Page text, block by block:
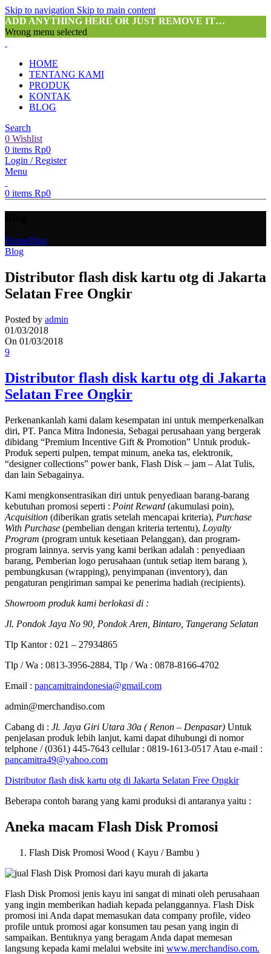
Skip to navigation Skip to main content
ADD ANYTHING HERE OR JUST REMOVE IT…
Wrong menu selected
HOME
TENTANG KAMI
PRODUK
KONTAK
BLOG
Search
0 Wishlist
0 items Rp0
Login / Register
Menu
0 items Rp0
HomeBlog
Blog
Distributor flash disk kartu otg di Jakarta
Selatan Free Ongkir
Posted by admin
01/03/2018
On 01/03/2018
9
Distributor flash disk kartu otg di Jakarta
Selatan Free Ongkir
Perkenankanlah kami dalam kesempatan ini untuk memperkenalkan
diri, PT. Panca Mitra Indonesia, Sebagai perusahaan yang bergerak
dibidang “Premium Incentive Gift & Promotion” Untuk produk-
Produk seperti pulpen, tempat minum, aneka tas, elektronik,
“designer collections” power bank, Flash Disk – jam – Alat Tulis,
dan lain Sebagainya.
Kami mengkonsentrasikan diri untuk penyediaan barang-barang
kebutuhan promosi seperti : Point Reward (akumulasi poin),
Acquisition (diberikan gratis setelah mencapai kriteria), Purchase
With Purchase (pembelian dengan kriteria tertentu), Loyalty
Program (program untuk kesetiaan Pelanggan), dan program-
program lainnya. servis yang kami berikan adalah : penyediaan
barang, Pemberian logo perusahaan (untuk setiap item barang ),
pembungkusan (wrapping), penyimpanan (inventory), dan
pengaturan pengiriman sampai ke penerima hadiah (recipients).
Showroom produk kami berlokasi di :
Jl. Pondok Jaya No 90, Pondok Aren, Bintaro, Tangerang Selatan
Tlp Kantor : 021 – 27934865
Tlp / Wa : 0813-3956-2884, Tlp / Wa : 0878-8166-4702
Email : pancamitraindonesia@gmail.com
admin@merchandiso.com
Cabang di : Jl. Jaya Giri Utara 30a ( Renon – Denpasar) Untuk
penjelasan produk lebih lanjut, kami dapat dihubungi di nomor
telphone / (0361) 445-7643 cellular : 0819-1613-0517 Atau e-mail :
pancamitra49@yahoo.com
Distributor flash disk kartu otg di Jakarta Selatan Free Ongkir
Beberapa contoh barang yang kami produksi di antaranya yaitu :
Aneka macam Flash Disk Promosi
Flash Disk Promosi Wood ( Kayu / Bambu )
Flash Disk Promosi jenis kayu ini sangat di minati oleh perusahaan
yang ingin memberikan hadiah kepada pelanggannya. Flash Disk
promosi ini Anda dapat memasukan data company profile, video
profile untuk promosi agar konsumen tau pesan yang ingin di
sampaikan. Bentuknya yang beragam Anda dapat memesan
langsung kepada kami melalui website ini www.merchandiso.com.